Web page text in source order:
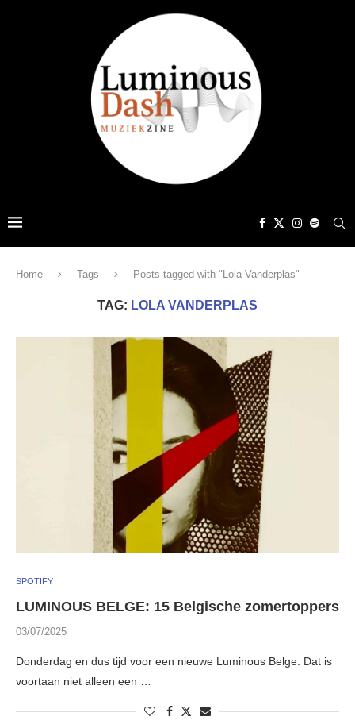
Home Tags Posts tagged with "Lola Vanderplas"
TAG: LOLA VANDERPLAS
SPOTIFY
LUMINOUS BELGE: 15 Belgische zomertoppers
03/07/2025
Donderdag en dus tijd voor een nieuwe Luminous Belge. Dat is
voortaan niet alleen een …